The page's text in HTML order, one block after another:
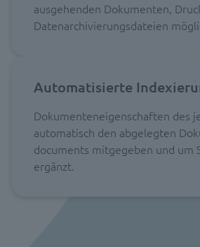
ausgehenden Dokumenten,
Datenarchivierungsdateien
Automatisierte
Dokumenteneigenschaften des
automatisch den abgelegten
documents mitgegeben und um
ergänzt.